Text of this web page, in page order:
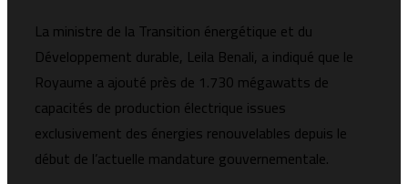
La ministre de la Transition énergétique et du
Développement durable, Leila Benali, a indiqué que le
Royaume a ajouté près de 1.730 mégawatts de
capacités de production électrique issues
exclusivement des énergies renouvelables depuis le
début de l’actuelle mandature gouvernementale.